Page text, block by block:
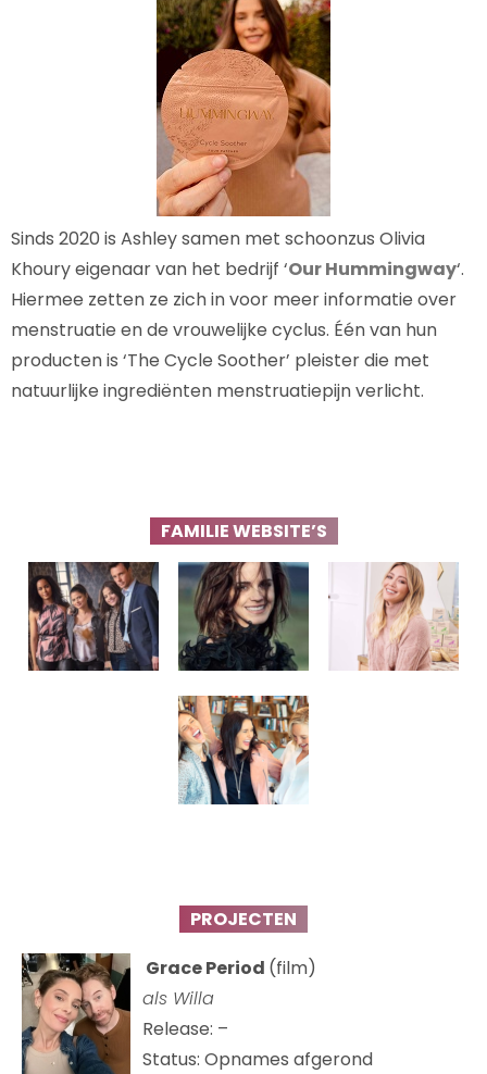
Sinds 2020 is Ashley samen met schoonzus Olivia
Khoury eigenaar van het bedrijf ‘Our Hummingway‘.
Hiermee zetten ze zich in voor meer informatie over
menstruatie en de vrouwelijke cyclus. Één van hun
producten is ‘The Cycle Soother’ pleister die met
natuurlijke ingrediënten menstruatiepijn verlicht.
FAMILIE WEBSITE’S
PROJECTEN
Grace Period (film)
als Willa
Release: –
Status: Opnames afgerond